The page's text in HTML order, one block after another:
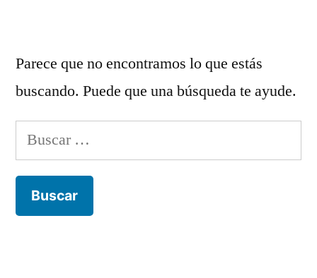
Parece que no encontramos lo que estás
buscando. Puede que una búsqueda te ayude.
Buscar: